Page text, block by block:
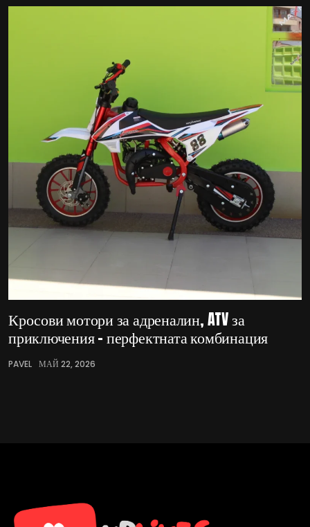
Кросови мотори за адреналин, ATV за
приключения – перфектната комбинация
PAVEL МАЙ 22, 2026